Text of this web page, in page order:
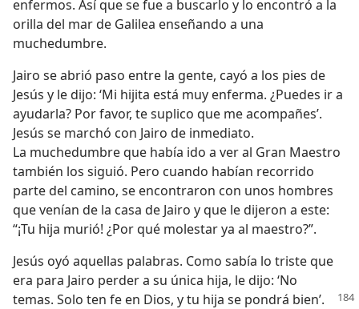
enfermos. Así que se fue a buscarlo y lo encontró a la
orilla del mar de Galilea enseñando a una
muchedumbre.
Jairo se abrió paso entre la gente, cayó a los pies de
Jesús y le dijo: ‘Mi hijita está muy enferma. ¿Puedes ir a
ayudarla? Por favor, te suplico que me acompañes’.
Jesús se marchó con Jairo de inmediato.
La muchedumbre que había ido a ver al Gran Maestro
también los siguió. Pero cuando habían recorrido
parte del camino, se encontraron con unos hombres
que venían de la casa de Jairo y que le dijeron a este:
“¡Tu hija murió! ¿Por qué molestar ya al maestro?”.
Jesús oyó aquellas palabras. Como sabía lo triste que
era para Jairo perder a su única hija, le dijo: ‘No
temas. Solo ten fe en Dios, y tu hija se pondrá bien’.